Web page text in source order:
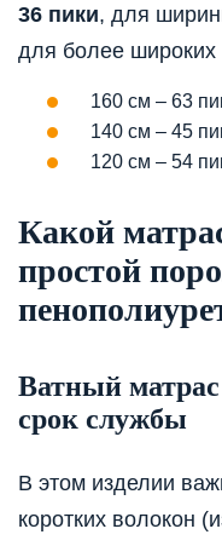
36 пики, для
для более широких
160 см – 63
140 см – 45
120 см – 54
Какой
простой
Ватный
срок службы
В этом изделии
коротких волокон